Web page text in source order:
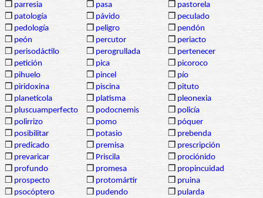
❒ parresia ❒ pasa ❒ pastorela
❒ patología ❒ pávido ❒ peculado
❒ pedología ❒ peligro ❒ pendón
❒ peón ❒ percutor ❒ periacto
❒ perisodáctilo ❒ perogrullada ❒ pertenecer
❒ petición ❒ pica ❒ picoroco
❒ pihuelo ❒ pincel ❒ pío
❒ piridoxina ❒ piscina ❒ pituto
❒ planetícola ❒ platisma ❒ pleonexia
❒ pluscuamperfecto ❒ podocnemis ❒ policía
❒ polirrizo ❒ pomo ❒ póquer
❒ posibilitar ❒ potasio ❒ prebenda
❒ predicado ❒ premisa ❒ prescripción
❒ prevaricar ❒ Priscila ❒ prociónido
❒ profundo ❒ promesa ❒ propincuidad
❒ prospecto ❒ protomártir ❒ pruina
❒ psocóptero ❒ pudendo ❒ pularda